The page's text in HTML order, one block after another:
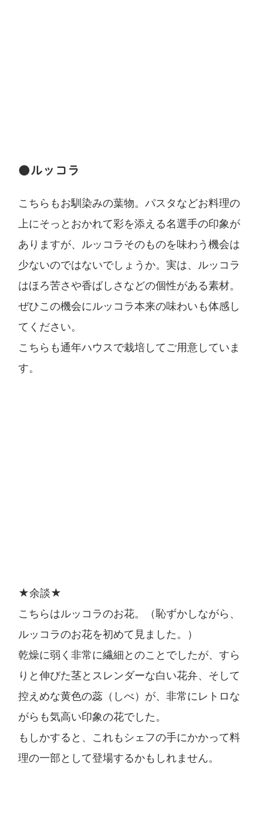
●ルッコラ
こちらもお馴染みの葉物。パスタなどお料理の
上にそっとおかれて彩を添える名選手の印象が
ありますが、ルッコラそのものを味わう機会は
少ないのではないでしょうか。実は、ルッコラ
はほろ苦さや香ばしさなどの個性がある素材。
ぜひこの機会にルッコラ本来の味わいも体感し
てください。
こちらも通年ハウスで栽培してご用意していま
す。
★余談★
こちらはルッコラのお花。（恥ずかしながら、
ルッコラのお花を初めて見ました。）
乾燥に弱く非常に繊細とのことでしたが、すら
りと伸びた茎とスレンダーな白い花弁、そして
控えめな黄色の蕊（しべ）が、非常にレトロな
がらも気高い印象の花でした。
もしかすると、これもシェフの手にかかって料
理の一部として登場するかもしれません。